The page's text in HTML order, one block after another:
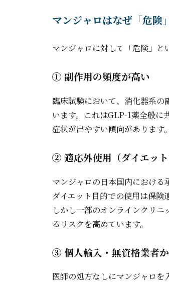
マンジャロはなぜ「危険
マンジャロに対して「危険」と
① 副作用の頻度が高い
臨床試験において、消化器系
います。これはGLP-1薬全般に
症状が出やすい傾向があります。
② 適応外使用（ダイエッ
マンジャロの日本国内における
ダイエット目的での使用は保険
しかし一部のオンラインクリ
るリスクを高めています。
③ 個人輸入・無資格業者
医師の処方なしにマンジャロ